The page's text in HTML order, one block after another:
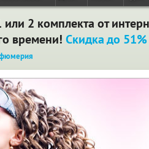
2 комплекта от
времени! Скидка до 51%